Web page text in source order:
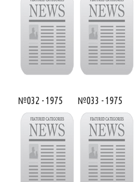
№032 - 1975 №033 - 1975